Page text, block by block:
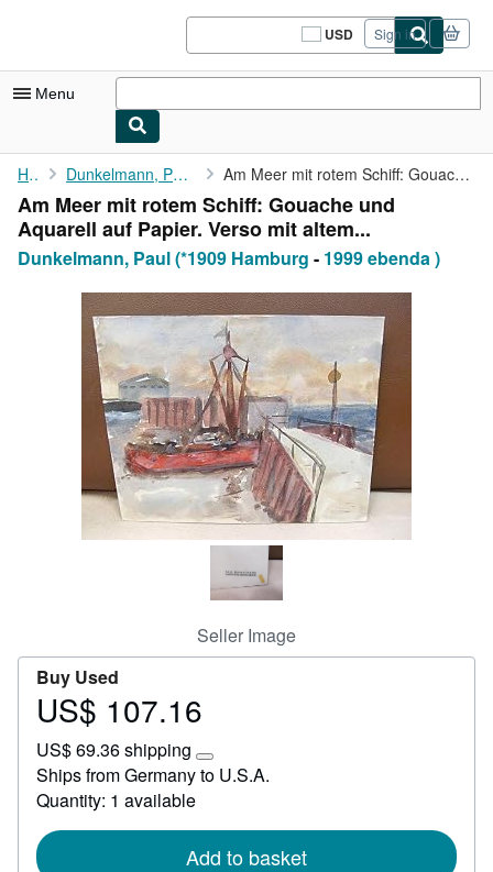
USD
Site
shopping
Sign in
Menu
My Account
My Purchases
Sign Off
Advanced Search
Browse Collections
Rare Books
Art & Collectibles
CLOSE
Home Dunkelmann, Paul (*1909 Hamburg Am Meer mit rotem Schiff: Gouache und Aquarell auf Papier. Verso...
Am Meer mit rotem Schiff: Gouache und
Aquarell auf Papier. Verso mit altem...
Dunkelmann, Paul (*1909 Hamburg - 1999 ebenda )
Seller Image
Buy Used
Price
107.16
US$ 107.16
US$ 69.36 shipping
Learn
more
rates
Ships from Germany to U.S.A.
Quantity: 1 available
Add to basket